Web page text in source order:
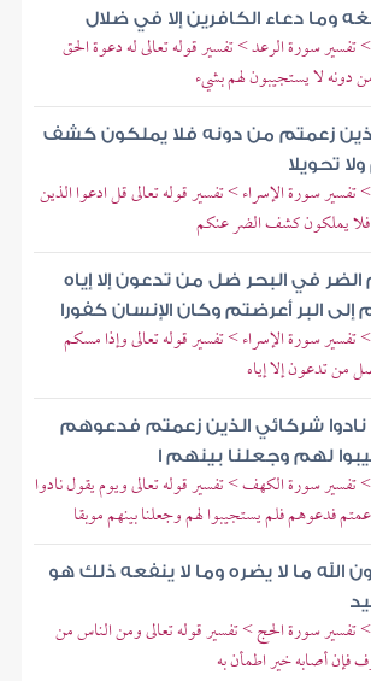
وما دعاء الكافرين إلا في ضلال
تفسير سورة الرعد > تفسير قوله تعالى له دعوة الحق
دونه لا يستجيبون لهم بشيء
زعمتم من دونه فلا يملكون كشف
تحويلا
تفسير سورة الإسراء > تفسير قوله تعالى قل ادعوا الذين
يملكون كشف الضر عنكم
في البحر ضل من تدعون إلا إياه
إلى البر أعرضتم وكان الإنسان كفورا
تفسير سورة الإسراء > تفسير قوله تعالى وإذا مسكم
من تدعون إلا إياه
شركائي الذين زعمتم فدعوهم
لهم وجعلنا بينهم ا
تفسير سورة الكهف > تفسير قوله تعالى ويوم يقول نادوا
فدعوهم فلم يستجيبوا لهم وجعلنا بينهم موبقا
الله ما لا يضره وما لا ينفعه ذلك هو
تفسير سورة الحج > تفسير قوله تعالى ومن الناس من
فإن أصابه خير اطمأن به